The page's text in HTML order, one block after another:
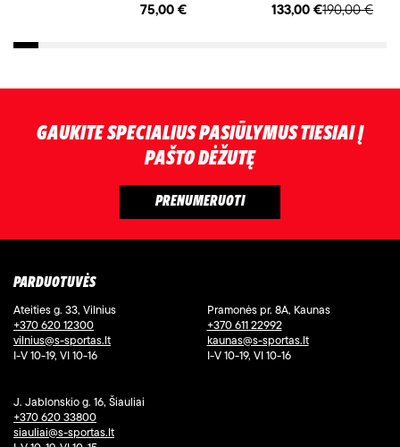
75,00 € 190,00 €
133,00 €
GAUKITE SPECIALIUS PASIŪLYMUS TIESIAI Į
PAŠTO DĖŽUTĘ
PARDUOTUVĖS
Ateities g. 33, Vilnius
+370 620 12300
vilnius@s-sportas.lt
I-V 10-19, VI 10-16
Pramonės pr. 8A, Kaunas
+370 611 22992
kaunas@s-sportas.lt
I-V 10-19, VI 10-16
J. Jablonskio g. 16, Šiauliai
+370 620 33800
siauliai@s-sportas.lt